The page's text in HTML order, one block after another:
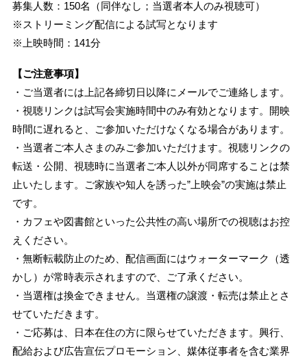
募集人数：150名（同伴なし；当選者本人のみ視聴可）
※ストリーミング配信による試写となります
※上映時間：141分
【ご注意事項】
・ご当選者には上記各締切日以降にメールでご連絡します。
・視聴リンクは試写会実施時間中のみ有効となります。開映
時間に遅れると、ご参加いただけなくなる場合があります。
・当選者ご本人さまのみご参加いただけます。視聴リンクの
転送・公開、視聴時に当選者ご本人以外が同席することは禁
止いたします。ご家族や知人を誘った”上映会”の実施は禁止
です。
・カフェや図書館といった公共性の高い場所での視聴はお控
えください。
・無断転載防止のため、配信画面にはウォーターマーク（透
かし）が常時表示されますので、ご了承ください。
・当選権は換金できません。当選権の譲渡・転売は禁止とさ
せていただきます。
・ご応募は、日本在住の方に限らせていただきます。興行、
配給および広告宣伝プロモーション、媒体従事者を含む業界